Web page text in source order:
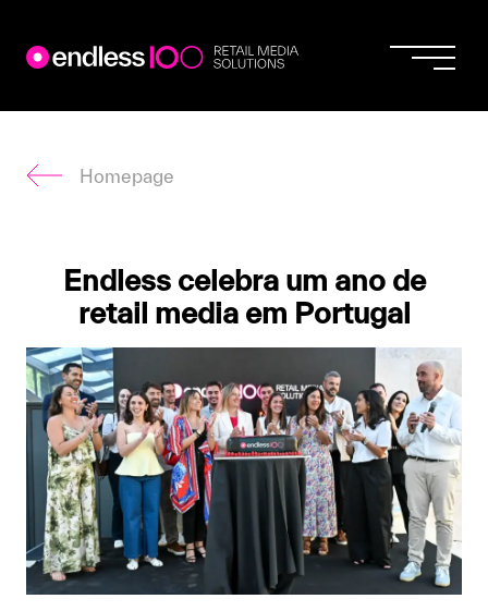
content
Homepage
Endless celebra um ano de
retail media em Portugal